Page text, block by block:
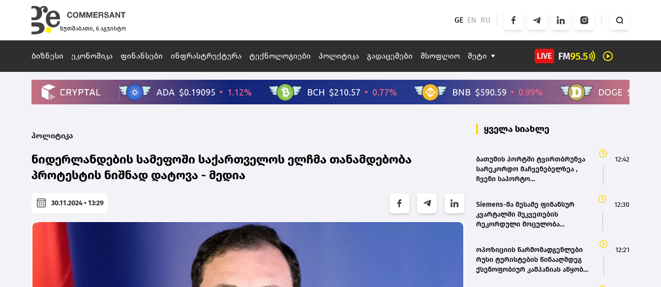
ხუთშაბათი, 6 აგვისტო
GE EN RU
ბიზნესი ეკონომიკა ფინანსები ინფრასტრუქტურა ტექნოლოგიები პოლიტიკა გადაცემები მსოფლიო მეტი
პოლიტიკა
ნიდერლანდების სამეფოში საქართველოს ელჩმა თანამდებობა
პროტესტის ნიშნად დატოვა - მედია
30.11.2024 • 13:29
ყველა სიახლე
ბათუმის პორტში ტვირთბრუნვა
სარეკორდო მაჩვენებელზეა ,
ჩვენი საპორტო
განვითარდეს, 2029 წლისთვის
დაგეგმილია ანაკლიაში პირველი
გემების მიღება- ირაკლი
12:42
Siemens-მა მესამე ფინანსურ
კვარტალში შეკვეთების
რეკორდული მოცულობა
12:30
ოპოზიციის წარმომადგენლები
რუსი ტურისტების წინააღმდეგ
ქსენოფობიურ კამპანიას აწყობენ
12:21